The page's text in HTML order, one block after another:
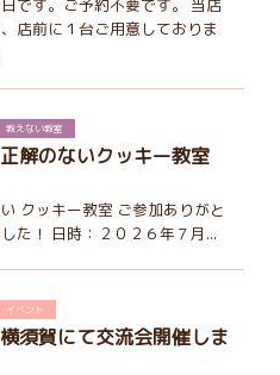
です。ご予約不要です。 当店
店前に１台ご用意しておりま
教えない教室
正解のないクッキー教室
クッキー教室 ご参加ありがと
た！ 日時：２０２６年７月...
イベント
横須賀にて交流会開催しま